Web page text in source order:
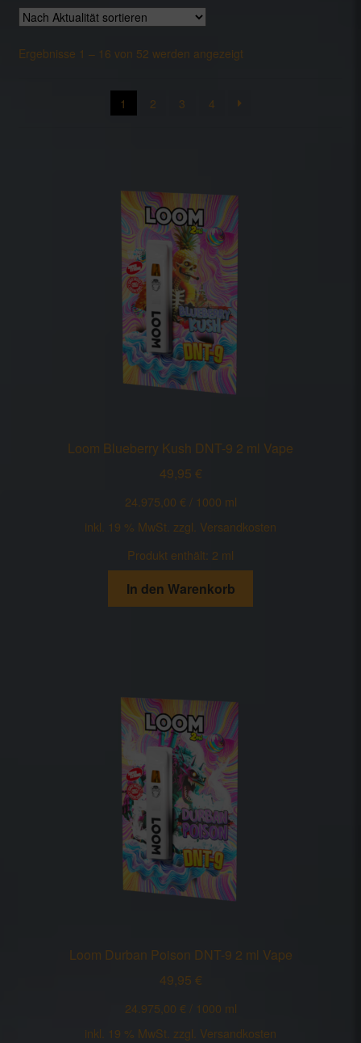
Datenblätter
Datenschutzerklärung
Widerrufsbelehrung
Ergebnisse 1 – 16 von 52 werden angezeigtNach
1
2 3 4
Loom Blueberry Kush DNT-9 2 ml Vape
49,95 €
24.975,00 € / 1000 ml
inkl. 19 % MwSt. zzgl. Versandkosten
Produkt enthält: 2 ml
In den Warenkorb
Loom Durban Poison DNT-9 2 ml Vape
49,95 €
24.975,00 € / 1000 ml
inkl. 19 % MwSt. zzgl. Versandkosten